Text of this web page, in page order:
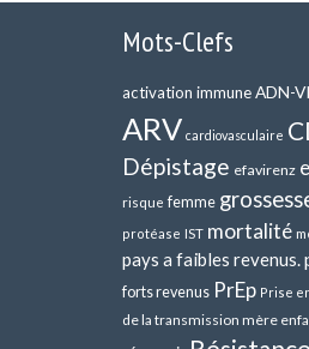
Mots-Clefs
activation immuneADN-
ARV cardiovasculaire
Dépistage efavirenz
risque femme
protéase IST mortalité
pays a faibles revenus.
forts revenus PrEp Prise
de la transmission mère